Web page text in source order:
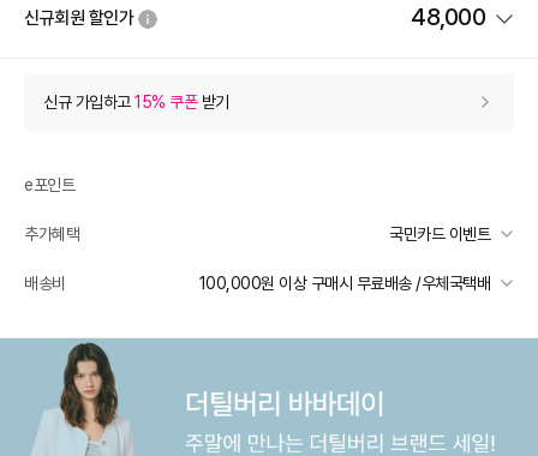
신규회원 할인가 48,000
상품 할인 (자동적용)
바바캐시 1% 할인
- 0
신규 가입하고15% 쿠폰받기
e포인트
추가혜택 국민카드 이벤트
국민카드 이벤트
카드별 무이자 할부 안내
배송비 100,000원 이상 구매시 무료배송 /우체국택배
100000 미만
100000 이상
배송 가능 지역